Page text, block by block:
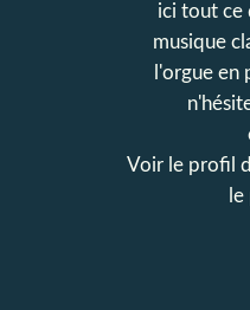
ici tout ce
musique
l'orgue en
Voir le profil